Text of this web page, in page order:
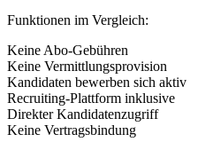
Funktionen im Vergleich:
Keine Abo-Gebühren
Keine Vermittlungsprovision
Kandidaten bewerben sich aktiv
Recruiting-Plattform inklusive
Direkter Kandidatenzugriff
Keine Vertragsbindung